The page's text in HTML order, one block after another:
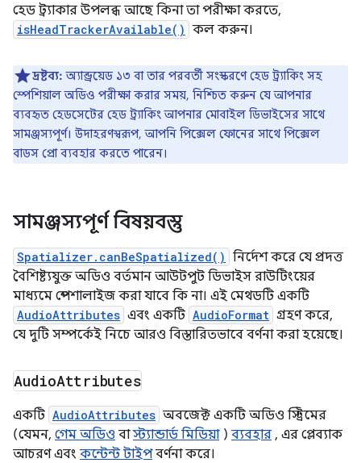
হেড ট্র্যাকার উপলব্ধ আছে কিনা তা পরীক্ষা করতে,
isHeadTrackerAvailable() কল করুন।
দ্রষ্টব্য: অ্যান্ড্রয়েড ১৩ বা তার পরবর্তী সংস্করণে হেড ট্র্যাকিং সহ
স্পেশিয়াল অডিও পরীক্ষা করার সময়, নিশ্চিত করুন যে আপনার
ব্যবহৃত হেডসেটের হেড ট্র্যাকিং আপনার মোবাইল ডিভাইসের সাথে
সামঞ্জস্যপূর্ণ। উদাহরণস্বরূপ, আপনি পিক্সেল ফোনের সাথে পিক্সেল
বাডস প্রো ব্যবহার করতে পারেন।
সামঞ্জস্যপূর্ণ বিষয়বস্তু
Spatializer.canBeSpatialized() নির্দেশ করে যে প্রদত্ত
বৈশিষ্ট্যযুক্ত অডিও বর্তমান আউটপুট ডিভাইস রাউটিংয়ের
মাধ্যমে স্পেশালাইজ করা যাবে কি না। এই মেথডটি একটি
AudioAttributes এবং একটি AudioFormat গ্রহণ করে,
যে দুটি সম্পর্কেই নিচে আরও বিস্তারিতভাবে বর্ণনা করা হয়েছে।
AudioAttributes
একটি AudioAttributes অবজেক্ট একটি অডিও স্ট্রিমের
(যেমন, গেম অডিও বাস্ট্যান্ডার্ড মিডিয়া) ব্যবহার , এর প্লেব্যাক
আচরণ এবং কন্টেন্ট টাইপবর্ণনা করে।